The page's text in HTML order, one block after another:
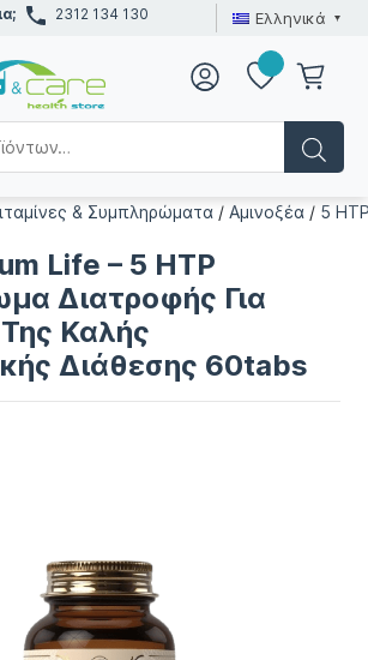
2312 134 130 Ελληνικά
& Συμπληρώματα /Αμινοξέα / 5
Life – 5 HTP
Διατροφής Για
Καλής
Διάθεσης 60tabs